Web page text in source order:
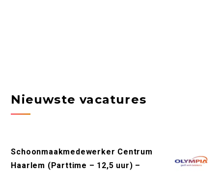
Nieuwste vacatures
Schoonmaakmedewerker Centrum
Haarlem (Parttime – 12,5 uur) –